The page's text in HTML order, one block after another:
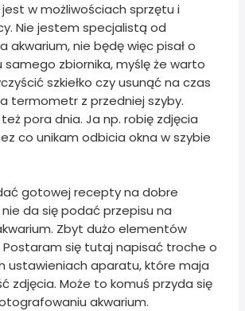
w możliwościach sprzętu i
Nie jestem specjalistą od
akwarium, nie będę więc pisał o
zbiornika, myślę że warto
szkiełko czy usunąć na czas
termometr z przedniej szyby.
pora dnia. Ja np. robię zdjęcia
co unikam odbicia okna w szybie
gotowej recepty na dobre
da się podać przepisu na
Zbyt dużo elementów
Postaram się tutaj napisać troche o
ustawieniach aparatu, które maja
zdjęcia. Może to komuś przyda się
akwarium.